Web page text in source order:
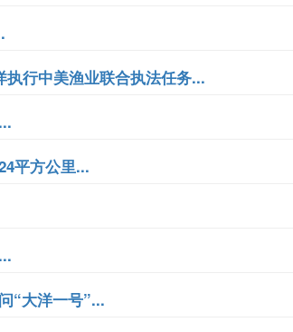
行中美渔业联合执法任务...
平方公里...
“大洋一号”...